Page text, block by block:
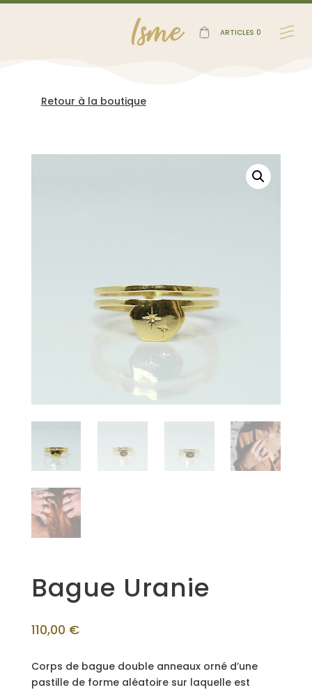
ARTICLES 0
Retour à la boutique
Bague Uranie
110,00 €
Corps de bague double anneaux orné d’une
pastille de forme aléatoire sur laquelle est